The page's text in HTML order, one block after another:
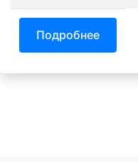
Подробнее